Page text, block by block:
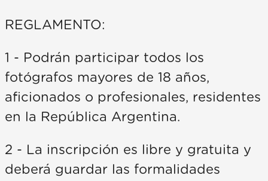
REGLAMENTO:
1 - Podrán participar todos los
fotógrafos mayores de 18 años,
aficionados o profesionales, residentes
en la República Argentina.
2 - La inscripción es libre y gratuita y
deberá guardar las formalidades